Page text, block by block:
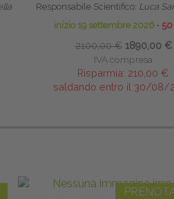
Responsabile Scientifico: Luca
inizio 19 settembre 2026 ∙ 50
2100,00 € 1890,00 €
IVA compresa
Risparmia: 210,00 €
saldando entro il 30/08/